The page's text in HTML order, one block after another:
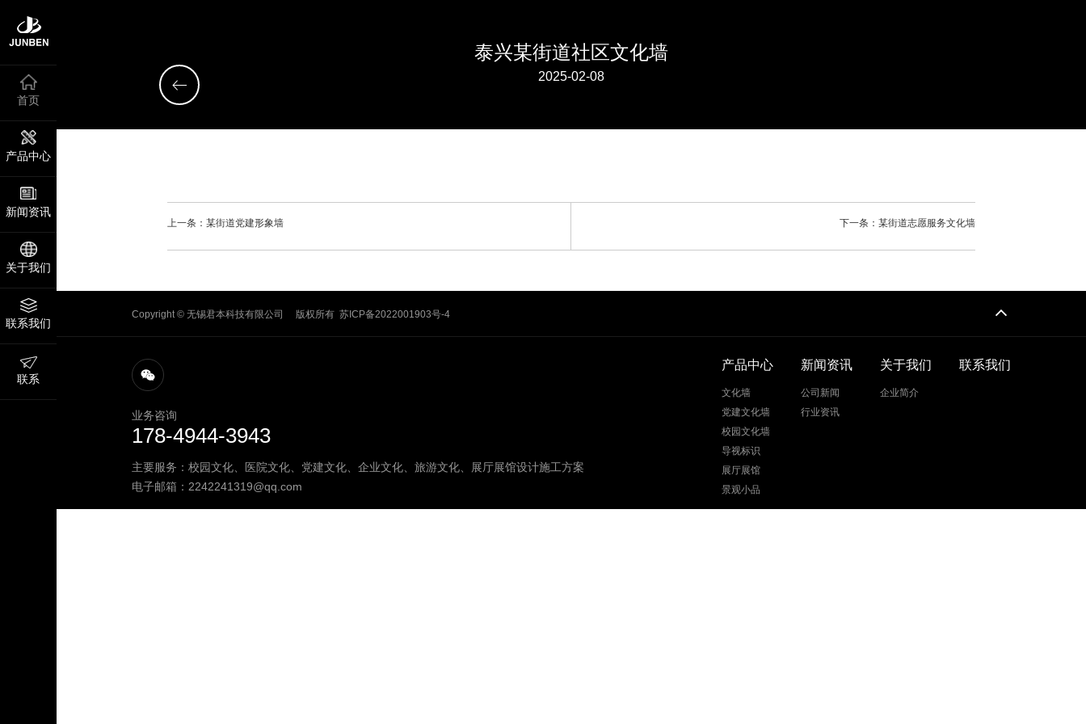
首页
产品中心
新闻资讯
关于我们
联系我们
联系
泰兴某街道社区文化墙
2025-02-08
上一条：某街道党建形象墙 下一条：某街道志愿服务文化墙
Copyright © 无锡君本科技有限公司 版权所有 苏ICP备2022001903号-4
业务咨询
178-4944-3943
主要服务：校园文化、医院文化、党建文化、企业文化、旅游文化、展厅展馆设计施工方案
电子邮箱： 2242241319@qq.com
产品中心
文化墙
党建文化墙
校园文化墙
导视标识
展厅展馆
景观小品
新闻资讯
公司新闻
行业资讯
关于我们
企业简介
联系我们